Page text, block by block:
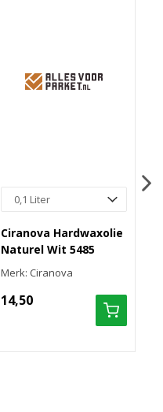
Ciranova Hardwaxolie
Naturel Wit 5485
Merk: Ciranova
14,50